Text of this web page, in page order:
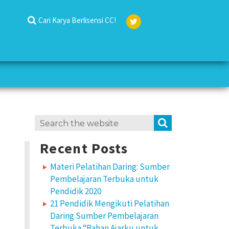
Cari Karya Berlisensi CC!
Search
Recent Posts
Materi Pelatihan Daring: Sumber
Pembelajaran Terbuka untuk
Pendidik 2020
21 Pendidik Mengikuti Pelatihan
Daring Sumber Pembelajaran